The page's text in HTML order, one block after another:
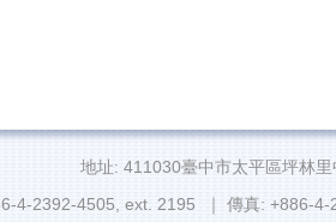
地址: 411030臺中市太平區坪林
4-2392-4505, ext. 2195 ｜ 傳真: +886-